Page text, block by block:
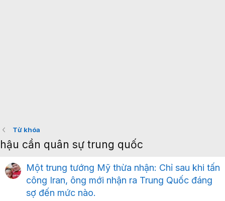
Từ khóa
hậu cần quân sự trung quốc
Một trung tướng Mỹ thừa nhận: Chỉ sau khi tấn
công Iran, ông mới nhận ra Trung Quốc đáng
sợ đến mức nào.